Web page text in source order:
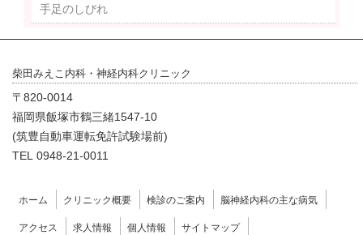
手足のしびれ
柴田みえこ内科・神経内科クリニック
〒820-0014
福岡県飯塚市鶴三緒1547-10
(筑豊自動車運転免許試験場前)
TEL 0948-21-0011
ホーム クリニック概要 検診のご案内 脳神経内科の主な病気
アクセス 求人情報 個人情報 サイトマップ